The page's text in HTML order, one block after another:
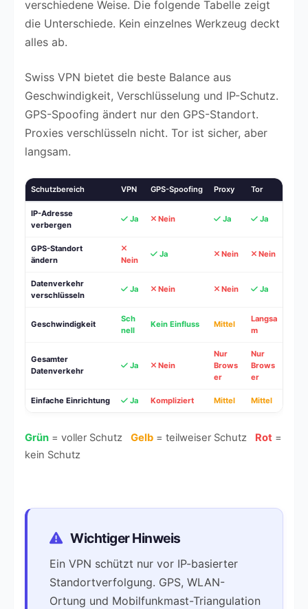
verschiedene Weise. Die folgende Tabelle zeigt
die Unterschiede. Kein einzelnes Werkzeug deckt
alles ab.
Swiss VPN bietet die beste Balance aus
Geschwindigkeit, Verschlüsselung und IP-Schutz.
GPS-Spoofing ändert nur den GPS-Standort.
Proxies verschlüsseln nicht. Tor ist sicher, aber
langsam.
Schutzbereich VPN GPS-Spoofing Proxy Tor
IP-Adresse
verbergen
Ja Nein Ja Ja
GPS-Standort
ändern
Nein
Ja Nein Nein
Datenverkehr
verschlüsseln
Ja Nein Nein Ja
Geschwindigkeit
Sch
nell
Kein Einfluss Mittel
Langsa
m
Gesamter
Datenverkehr
Ja Nein
Nur
Brows
er
Nur
Brows
er
Einfache Einrichtung Ja Kompliziert Mittel Mittel
Grün = voller Schutz Gelb = teilweiser Schutz Rot =
kein Schutz
Wichtiger Hinweis
Ein VPN schützt nur vor IP-basierter
Standortverfolgung. GPS, WLAN-
Ortung und Mobilfunkmast-Triangulation